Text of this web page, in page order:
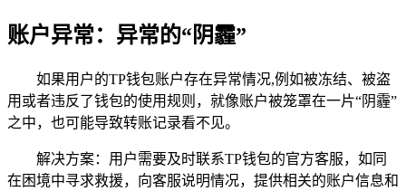
账户异常：异常的“阴霾”
如果用户的TP钱包账户存在异常情况,例如被冻结、被盗
用或者违反了钱包的使用规则，就像账户被笼罩在一片“阴霾”
之中，也可能导致转账记录看不见。
解决方案：用户需要及时联系TP钱包的官方客服，如同
在困境中寻求救援，向客服说明情况，提供相关的账户信息和